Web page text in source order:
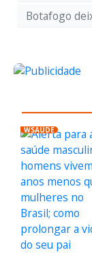
Botafogo
WSAÚDE